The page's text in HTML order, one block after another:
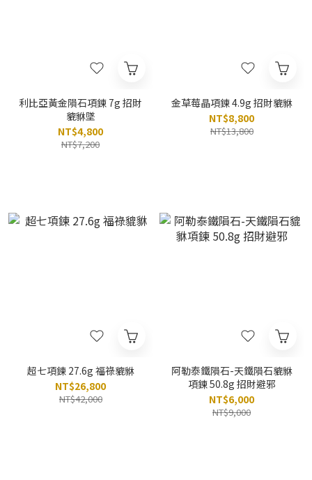
利比亞黃金隕石項鍊 7g 招財
貔貅墜
NT$4,800
NT$7,200
金草莓晶項鍊 4.9g 招財貔貅
NT$8,800
NT$13,800
超七項鍊 27.6g 福祿貔貅
NT$26,800
NT$42,000
阿勒泰鐵隕石-天鐵隕石貔貅
項鍊 50.8g 招財避邪
NT$6,000
NT$9,000